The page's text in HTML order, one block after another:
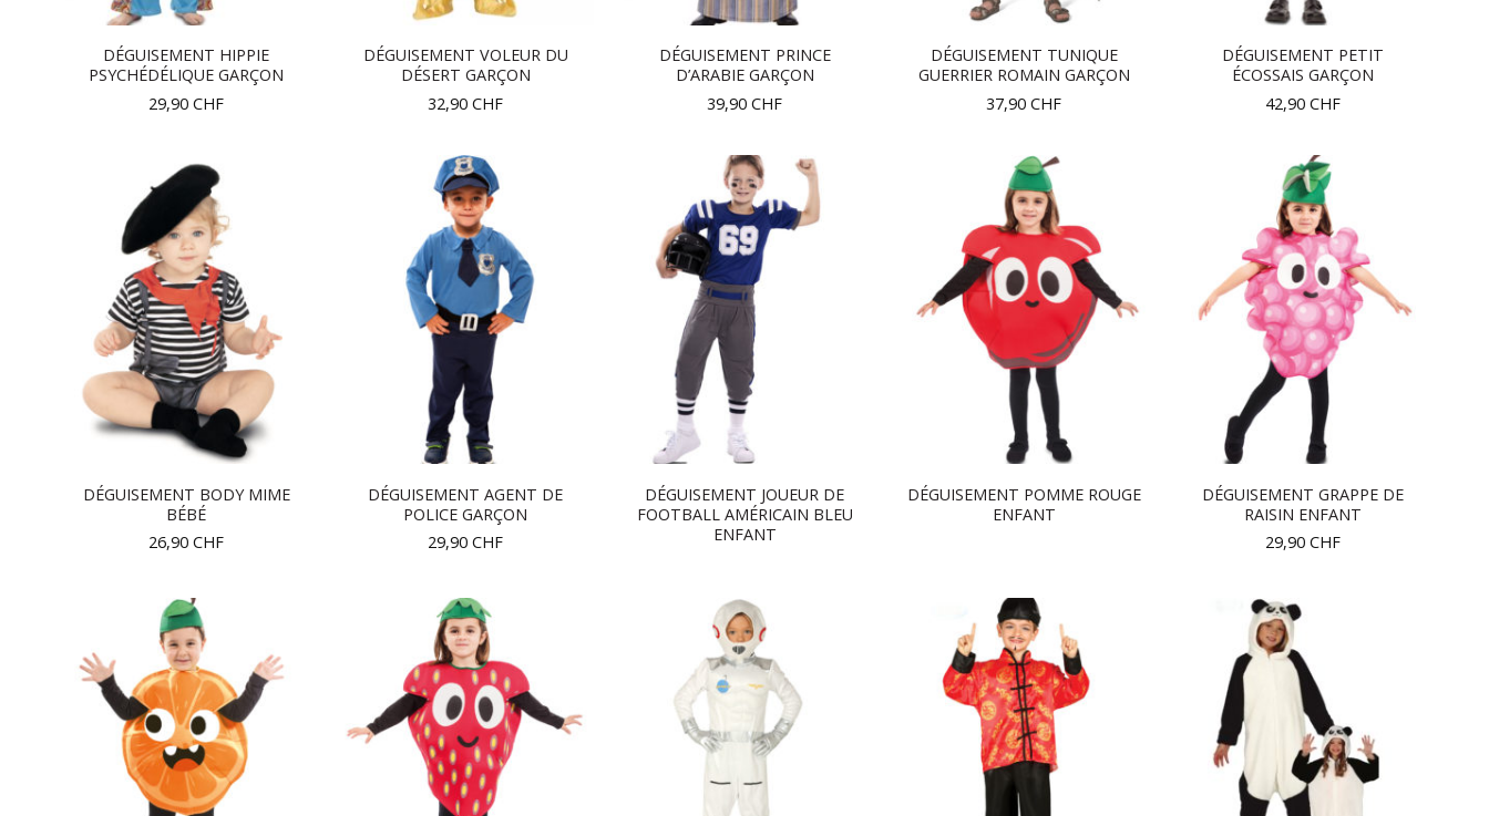
DÉGUISEMENT HIPPIE
PSYCHÉDÉLIQUE GARÇON
29,90 CHF
DÉGUISEMENT VOLEUR DU
DÉSERT GARÇON
32,90 CHF
DÉGUISEMENT PRINCE
D’ARABIE GARÇON
39,90 CHF
DÉGUISEMENT TUNIQUE
GUERRIER ROMAIN GARÇON
37,90 CHF
DÉGUISEMENT PETIT
ÉCOSSAIS GARÇON
42,90 CHF
DÉGUISEMENT BODY MIME
BÉBÉ
26,90 CHF
DÉGUISEMENT AGENT DE
POLICE GARÇON
29,90 CHF
DÉGUISEMENT JOUEUR DE
FOOTBALL AMÉRICAIN BLEU
ENFANT
DÉGUISEMENT POMME ROUGE
ENFANT
DÉGUISEMENT GRAPPE DE
RAISIN ENFANT
29,90 CHF